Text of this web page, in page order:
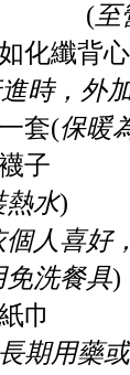
(
化纖背
時， 外
套(保暖
子
熱水)
個人喜好
免洗餐具)
巾
期用藥